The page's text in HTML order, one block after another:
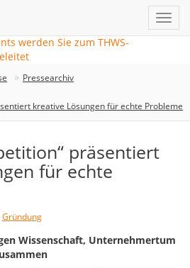
Pressearchiv
kreative Lösungen für echte Probleme
präsentiert
für echte
Gründung
Wissenschaft, Unternehmertum